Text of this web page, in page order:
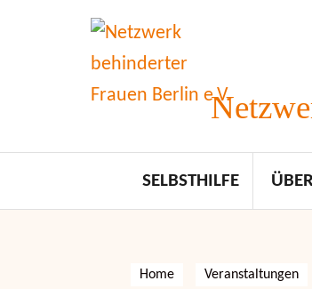
SELBSTHILFE
Home Veranstaltungen